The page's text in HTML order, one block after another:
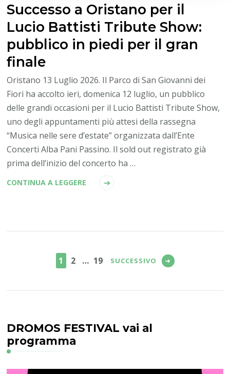
Successo a Oristano per il
Lucio Battisti Tribute Show:
pubblico in piedi per il gran
finale
Oristano 13 Luglio 2026. Il Parco di San Giovanni dei
Fiori ha accolto ieri, domenica 12 luglio, un pubblico
delle grandi occasioni per il Lucio Battisti Tribute Show,
uno degli appuntamenti più attesi della rassegna
“Musica nelle sere d’estate” organizzata dall’Ente
Concerti Alba Pani Passino. Il sold out registrato già
prima dell’inizio del concerto ha …
CONTINUA A LEGGERE
PAGINA
1 PAGINA
2 … PAGINA
19 SUCCESSIVO
DROMOS FESTIVAL vai al
programma